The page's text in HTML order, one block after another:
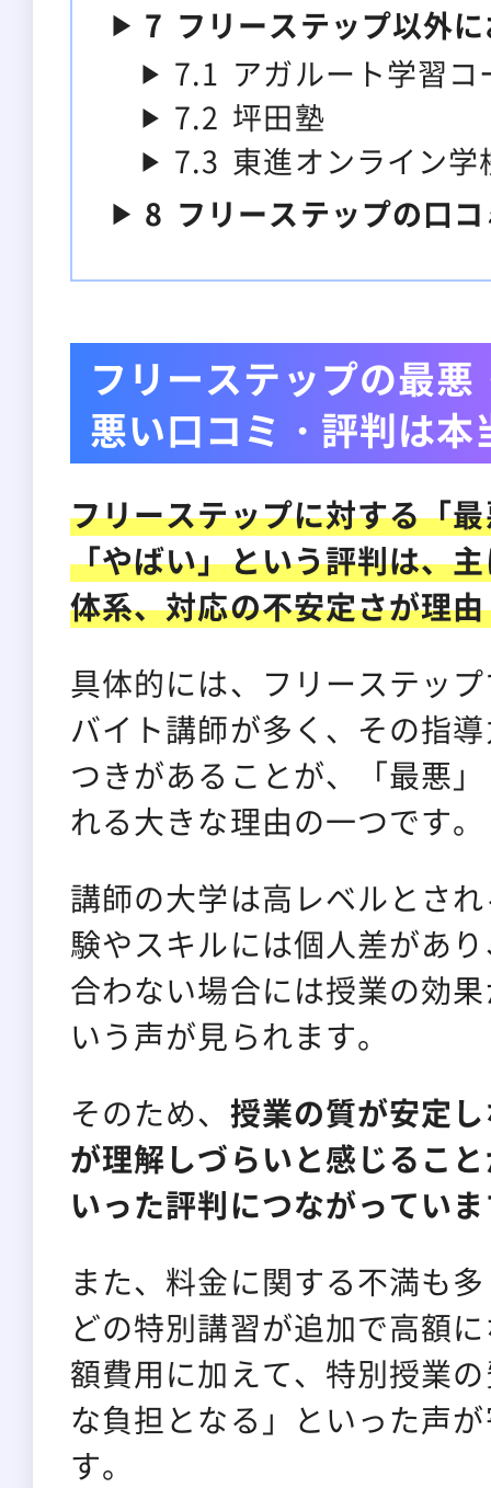
7 フリーステップ以外
7.1 アガルート学習コ
7.2 坪田塾
7.3 東進オンライン学
8 フリーステップの口
フリーステップの最
悪い口コミ・評判は本
フリーステップに対する「
「やばい」という評判は、
体系、対応の不安定さが理
具体的には、フリーステッ
バイト講師が多く、その指
つきがあることが、「最悪
れる大きな理由の一つです。
講師の大学は高レベルとさ
験やスキルには個人差があ
合わない場合には授業の効
いう声が見られます。
そのため、 授業の質が安定
が理解しづらいと感じるこ
いった評判につながってい
また、料金に関する不満も
どの特別講習が追加で高額
額費用に加えて、特別授業
な負担となる」といった声
す。